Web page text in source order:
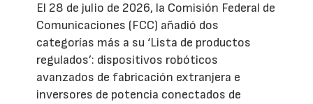
El 28 de julio de 2026, la Comisión Federal de
Comunicaciones (FCC) añadió dos
categorías más a su ‘Lista de productos
regulados’: dispositivos robóticos
avanzados de fabricación extranjera e
inversores de potencia conectados de